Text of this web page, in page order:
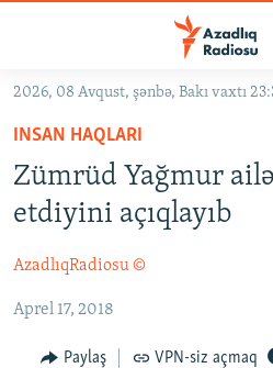
Əsas
qayıt
Əsas
naviqasiyaya
qayıt
Axtarışa
KORRUPSIOMETR
#ƏSLINDƏ
FƏRQƏ BAX
QANUNI DOĞRU
ARAŞDIRMA
2026, 08 Avqust, şənbə, Bakı vaxtı
INSAN HAQLARI
Zümrüd Yağmur
etdiyini açıqlayıb
AzadlıqRadiosu ©
Aprel 17, 2018
Paylaş VPN-siz açmaq